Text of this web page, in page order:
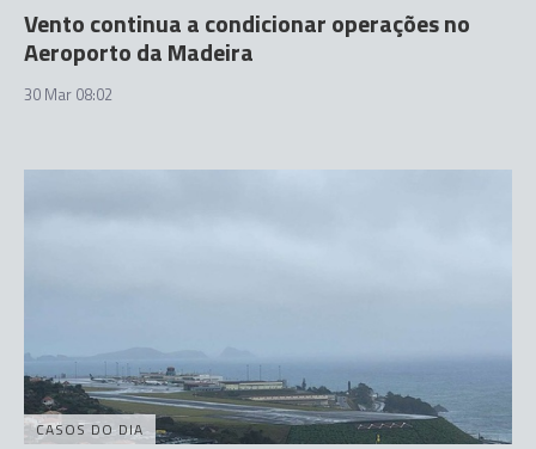
Vento continua a condicionar operações no
Aeroporto da Madeira
30 Mar 08:02
CASOS DO DIA